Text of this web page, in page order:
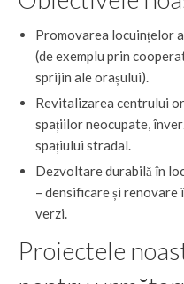
Promovarea locuințelor
(de exemplu prin
sprijin ale orașului).
Revitalizarea centrului
spațiilor neocupate,
spațiului stradal.
Dezvoltare durabilă în
– densificare și
verzi.
Proiectele